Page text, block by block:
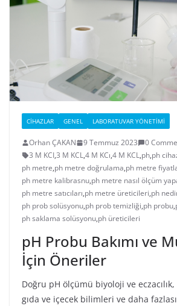
CIHAZLAR GENEL LABORATUVAR YÖNETIMI
Orhan ÇAKAN 9 Temmuz 2023
0
3 M KCI,3 M KCL,4 M KCı,4 M KCL,ph,ph
ph metre,ph metre doğrulama,ph metre
ph metre kalibrasnu,ph metre nasıl ölçüm
ph metre satıcıları,ph metre üreticileri,ph
ph prob solüsyonu,ph prob temizliği,ph probu,
ph saklama solüsyonu,ph üreticileri
pH Probu Bakımı ve
İçin Öneriler
Doğru pH ölçümü biyoloji ve
gıda ve içecek bilimleri ve daha